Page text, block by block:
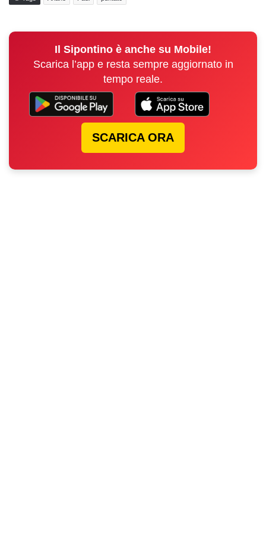
Il Sipontino è anche su Mobile!
Scarica l’app e resta sempre aggiornato in
tempo reale.
SCARICA ORA